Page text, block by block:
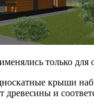
только для
крыши
древесины и